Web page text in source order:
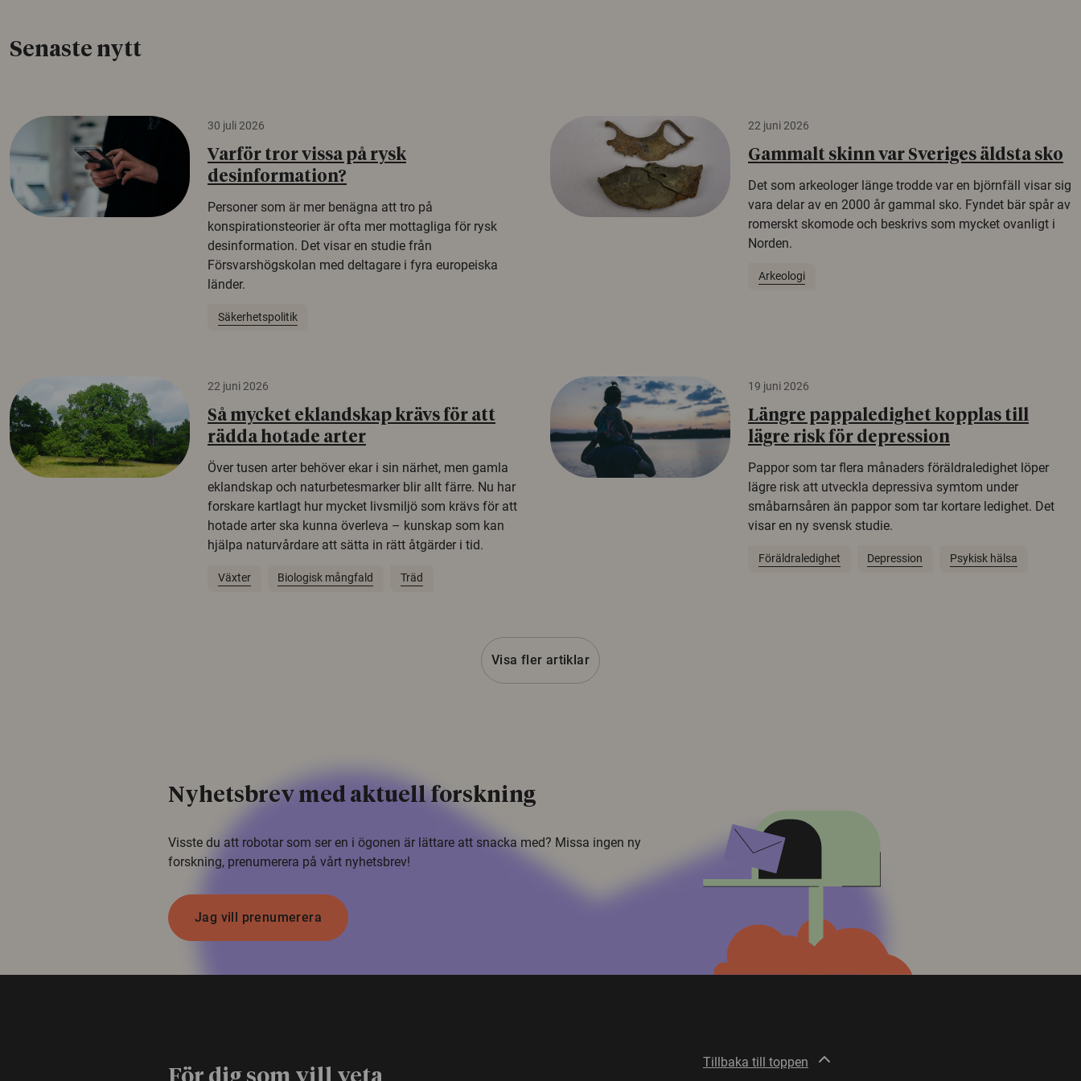
Senaste nytt
30 juli 2026
Varför tror vissa på rysk
desinformation?
Personer som är mer benägna att tro på
konspirationsteorier är ofta mer mottagliga för rysk
desinformation. Det visar en studie från
Försvarshögskolan med deltagare i fyra europeiska
länder.
Säkerhetspolitik
22 juni 2026
Gammalt skinn var Sveriges äldsta sko
Det som arkeologer länge trodde var en björnfäll visar sig
vara delar av en 2000 år gammal sko. Fyndet bär spår av
romerskt skomode och beskrivs som mycket ovanligt i
Norden.
Arkeologi
22 juni 2026
Så mycket eklandskap krävs för att
rädda hotade arter
Över tusen arter behöver ekar i sin närhet, men gamla
eklandskap och naturbetesmarker blir allt färre. Nu har
forskare kartlagt hur mycket livsmiljö som krävs för att
hotade arter ska kunna överleva – kunskap som kan
hjälpa naturvårdare att sätta in rätt åtgärder i tid.
Växter Biologisk mångfald Träd
19 juni 2026
Längre pappaledighet kopplas till
lägre risk för depression
Pappor som tar flera månaders föräldraledighet löper
lägre risk att utveckla depressiva symtom under
småbarnsåren än pappor som tar kortare ledighet. Det
visar en ny svensk studie.
Föräldraledighet Depression Psykisk hälsa
Visa fler artiklar
Nyhetsbrev med aktuell forskning
Visste du att robotar som ser en i ögonen är lättare att snacka med? Missa ingen ny
forskning, prenumerera på vårt nyhetsbrev!
Jag vill prenumerera
Tillbaka till toppen